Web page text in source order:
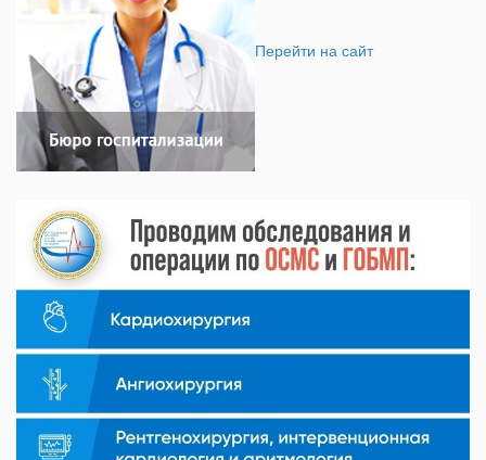
Перейти на сайт